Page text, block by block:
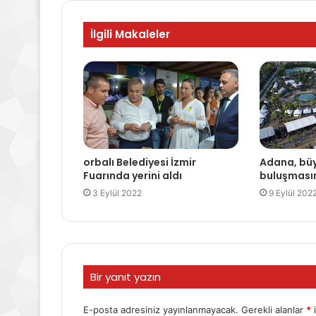
İlgili Makaleler
orbalı Belediyesi İzmir
Fuarında yerini aldı
3 Eylül 2022
Adana,
9 Eylül
Bir yanıt yazın
E-posta adresiniz yayınlanmayacak. Gerekli alanlar *